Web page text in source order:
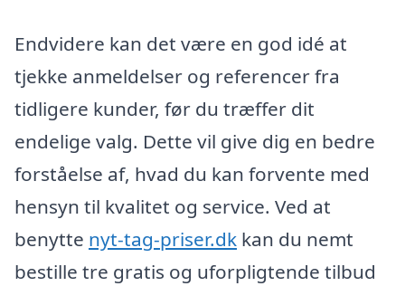
Endvidere kan det være en god idé at
tjekke anmeldelser og referencer fra
tidligere kunder, før du træffer dit
endelige valg. Dette vil give dig en bedre
forståelse af, hvad du kan forvente med
hensyn til kvalitet og service. Ved at
benytte nyt-tag-priser.dk kan du nemt
bestille tre gratis og uforpligtende tilbud